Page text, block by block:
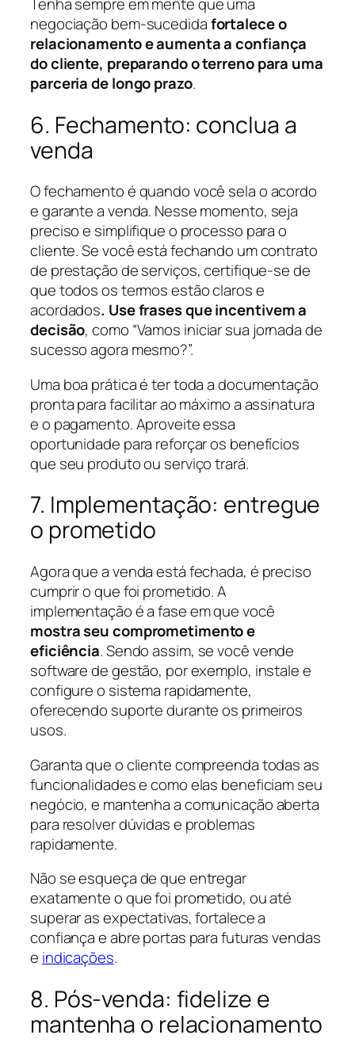
negociação bem-sucedidafortalece o
relacionamento e aumenta a confiança
do cliente, preparando o terreno para uma
parceria de longo prazo.
6. Fechamento: conclua a
venda
O fechamento é quando você sela o acordo
e garante a venda. Nesse momento, seja
preciso e simplifique o processo para o
cliente. Se você está fechando um contrato
de prestação de serviços, certifique-se de
que todos os termos estão claros e
acordados. Use frases que incentivem a
decisão, como “Vamos iniciar sua jornada de
sucesso agora mesmo?”.
Uma boa prática é ter toda a documentação
pronta para facilitar ao máximo a assinatura
e o pagamento. Aproveite essa
oportunidade para reforçar os benefícios
que seu produto ou serviço trará.
7. Implementação: entregue
o prometido
Agora que a venda está fechada, é preciso
cumprir o que foi prometido. A
implementação é a fase em que você
mostra seu comprometimento e
eficiência. Sendo assim, se você vende
software de gestão, por exemplo, instale e
configure o sistema rapidamente,
oferecendo suporte durante os primeiros
usos.
Garanta que o cliente compreenda todas as
funcionalidades e como elas beneficiam seu
negócio, e mantenha a comunicação aberta
para resolver dúvidas e problemas
rapidamente.
Não se esqueça de que entregar
exatamente o que foi prometido, ou até
superar as expectativas, fortalece a
confiança e abre portas para futuras vendas
e indicações.
8. Pós-venda: fidelize e
mantenha o relacionamento